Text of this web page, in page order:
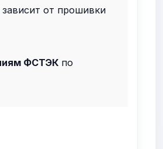
от прошивки
ФСТЭК по